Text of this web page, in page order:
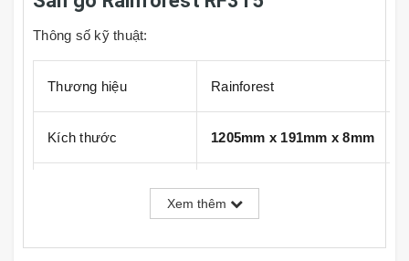
Thông số kỹ thuật:
Thương hiệu Rainforest
Kích thước 1205mm x 191mm x 8mm
8 tấm, 1.84m2/hộp
Xem thêm